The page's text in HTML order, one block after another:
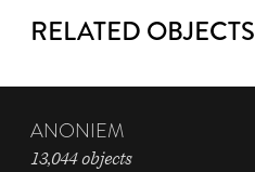
RELATED OBJECTS
ANONIEM
13,044 objects